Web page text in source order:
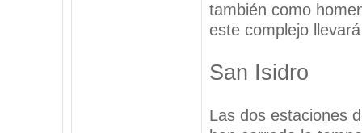
también como
este complejo
San Isidro
Las dos estaciones